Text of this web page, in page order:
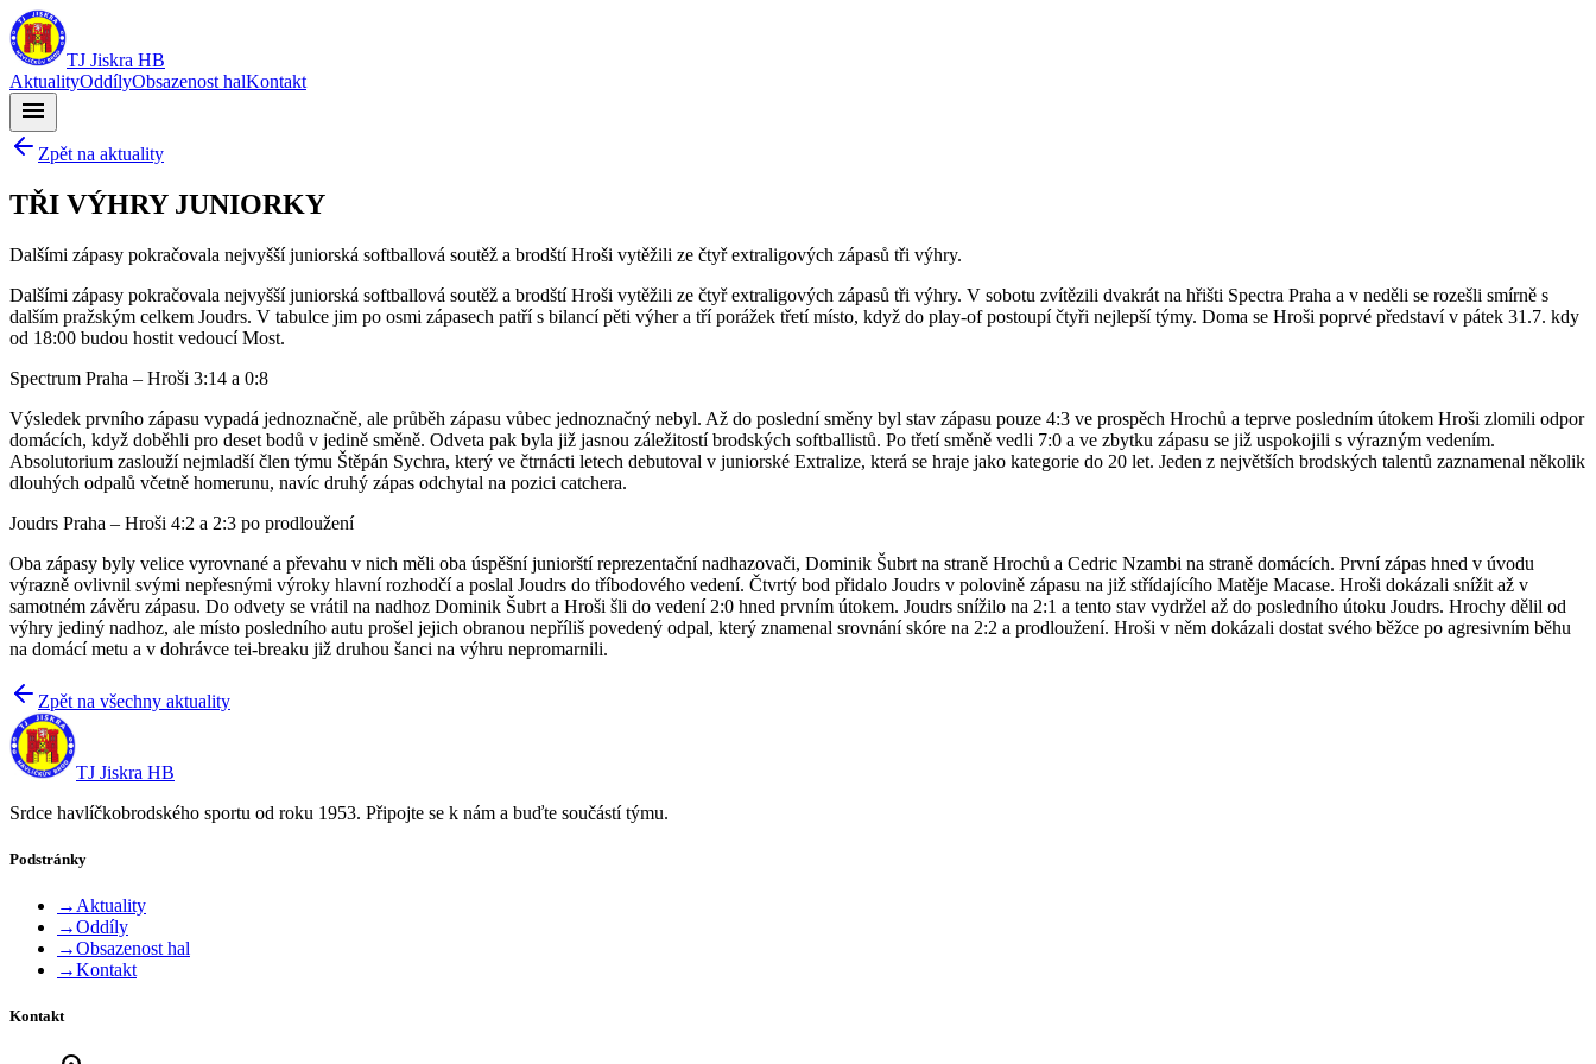
TJ Jiskra HB
AktualityOddílyObsazenost halKontakt
menu
Zpět na aktuality
TŘI VÝHRY JUNIORKY
Dalšími zápasy pokračovala nejvyšší juniorská softballová soutěž a brodští Hroši vytěžili ze čtyř extraligových zápasů tři výhry.
Dalšími zápasy pokračovala nejvyšší juniorská softballová soutěž a brodští Hroši vytěžili ze čtyř extraligových zápasů tři výhry. V sobotu zvítězili dvakrát na hřišti Spectra Praha a v neděli se rozešli smírně s
dalším pražským celkem Joudrs. V tabulce jim po osmi zápasech patří s bilancí pěti výher a tří porážek třetí místo, když do play-of postoupí čtyři nejlepší týmy. Doma se Hroši poprvé představí v pátek 31.7. kdy
od 18:00 budou hostit vedoucí Most.
Spectrum Praha – Hroši 3:14 a 0:8
Výsledek prvního zápasu vypadá jednoznačně, ale průběh zápasu vůbec jednoznačný nebyl. Až do poslední směny byl stav zápasu pouze 4:3 ve prospěch Hrochů a teprve posledním útokem Hroši zlomili odpor
domácích, když doběhli pro deset bodů v jedině směně. Odveta pak byla již jasnou záležitostí brodských softballistů. Po třetí směně vedli 7:0 a ve zbytku zápasu se již uspokojili s výrazným vedením.
Absolutorium zaslouží nejmladší člen týmu Štěpán Sychra, který ve čtrnácti letech debutoval v juniorské Extralize, která se hraje jako kategorie do 20 let. Jeden z největších brodských talentů zaznamenal několik
dlouhých odpalů včetně homerunu, navíc druhý zápas odchytal na pozici catchera.
Joudrs Praha – Hroši 4:2 a 2:3 po prodloužení
Oba zápasy byly velice vyrovnané a převahu v nich měli oba úspěšní juniorští reprezentační nadhazovači, Dominik Šubrt na straně Hrochů a Cedric Nzambi na straně domácích. První zápas hned v úvodu
výrazně ovlivnil svými nepřesnými výroky hlavní rozhodčí a poslal Joudrs do tříbodového vedení. Čtvrtý bod přidalo Joudrs v polovině zápasu na již střídajícího Matěje Macase. Hroši dokázali snížit až v
samotném závěru zápasu. Do odvety se vrátil na nadhoz Dominik Šubrt a Hroši šli do vedení 2:0 hned prvním útokem. Joudrs snížilo na 2:1 a tento stav vydržel až do posledního útoku Joudrs. Hrochy dělil od
výhry jediný nadhoz, ale místo posledního autu prošel jejich obranou nepříliš povedený odpal, který znamenal srovnání skóre na 2:2 a prodloužení. Hroši v něm dokázali dostat svého běžce po agresivním běhu
na domácí metu a v dohrávce tei-breaku již druhou šanci na výhru nepromarnili.
Zpět na všechny aktuality
TJ Jiskra HB
Srdce havlíčkobrodského sportu od roku 1953. Připojte se k nám a buďte součástí týmu.
Podstránky
→ Aktuality
→Oddíly
→Obsazenost hal
→Kontakt
Kontakt